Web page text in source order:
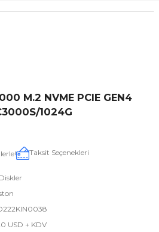
M.2 NVME PCIE GEN4
1024G
Taksit Seçenekleri
USD + KDV